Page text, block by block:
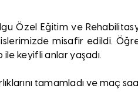
Özel Eğitim ve
misafir edildi.
ile keyifli anlar yaşadı.
tamamladı ve maç